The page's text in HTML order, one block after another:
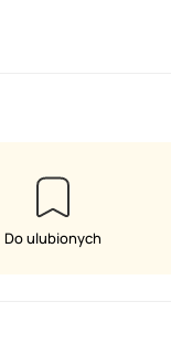
Do ulubionych